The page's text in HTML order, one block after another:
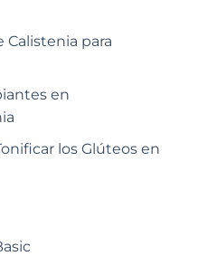
Calistenia para
en
los Glúteos en